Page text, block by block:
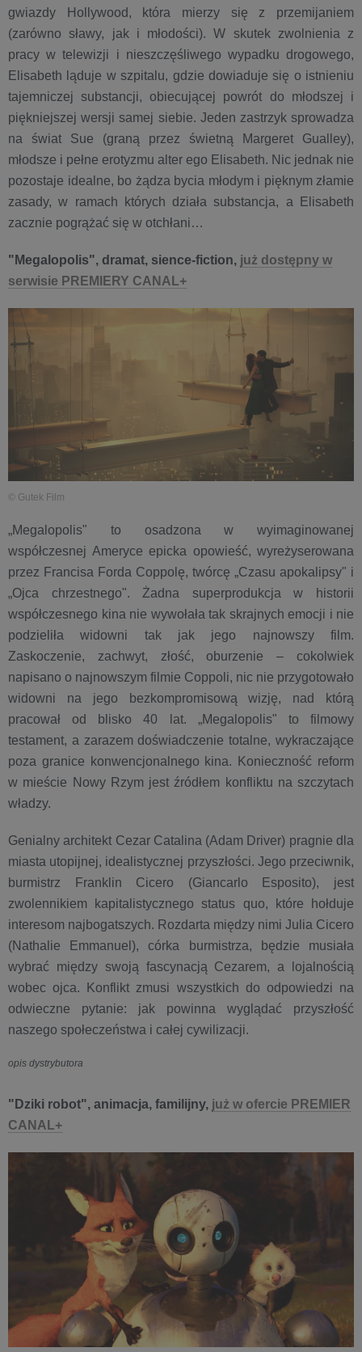
gwiazdy Hollywood, która mierzy się z przemijaniem
(zarówno sławy, jak i młodości). W skutek zwolnienia z
pracy w telewizji i nieszczęśliwego wypadku drogowego,
Elisabeth ląduje w szpitalu, gdzie dowiaduje się o istnieniu
tajemniczej substancji, obiecującej powrót do młodszej i
piękniejszej wersji samej siebie. Jeden zastrzyk sprowadza
na świat Sue (graną przez świetną Margeret Gualley),
młodsze i pełne erotyzmu alter ego Elisabeth. Nic jednak nie
pozostaje idealne, bo żądza bycia młodym i pięknym złamie
zasady, w ramach których działa substancja, a Elisabeth
zacznie pogrążać się w otchłani…
"Megalopolis", dramat, sience-fiction, już dostępny w
serwisie PREMIERY CANAL+
© Gutek Film
„Megalopolis" to osadzona w wyimaginowanej
współczesnej Ameryce epicka opowieść, wyreżyserowana
przez Francisa Forda Coppolę, twórcę „Czasu apokalipsy" i
„Ojca chrzestnego". Żadna superprodukcja w historii
współczesnego kina nie wywołała tak skrajnych emocji i nie
podzieliła widowni tak jak jego najnowszy film.
Zaskoczenie, zachwyt, złość, oburzenie – cokolwiek
napisano o najnowszym filmie Coppoli, nic nie przygotowało
widowni na jego bezkompromisową wizję, nad którą
pracował od blisko 40 lat. „Megalopolis" to filmowy
testament, a zarazem doświadczenie totalne, wykraczające
poza granice konwencjonalnego kina. Konieczność reform
w mieście Nowy Rzym jest źródłem konfliktu na szczytach
władzy.
Genialny architekt Cezar Catalina (Adam Driver) pragnie dla
miasta utopijnej, idealistycznej przyszłości. Jego przeciwnik,
burmistrz Franklin Cicero (Giancarlo Esposito), jest
zwolennikiem kapitalistycznego status quo, które hołduje
interesom najbogatszych. Rozdarta między nimi Julia Cicero
(Nathalie Emmanuel), córka burmistrza, będzie musiała
wybrać między swoją fascynacją Cezarem, a lojalnością
wobec ojca. Konflikt zmusi wszystkich do odpowiedzi na
odwieczne pytanie: jak powinna wyglądać przyszłość
naszego społeczeństwa i całej cywilizacji.
opis dystrybutora
"Dziki robot", animacja, familijny, już w ofercie PREMIER
CANAL+